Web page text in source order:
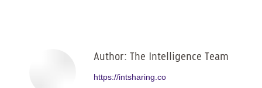
Author: The Intelligence Team
https://intsharing.co